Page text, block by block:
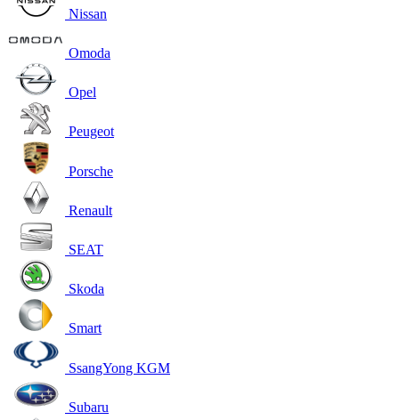
Nissan
Omoda
Opel
Peugeot
Porsche
Renault
SEAT
Skoda
Smart
SsangYong KGM
Subaru